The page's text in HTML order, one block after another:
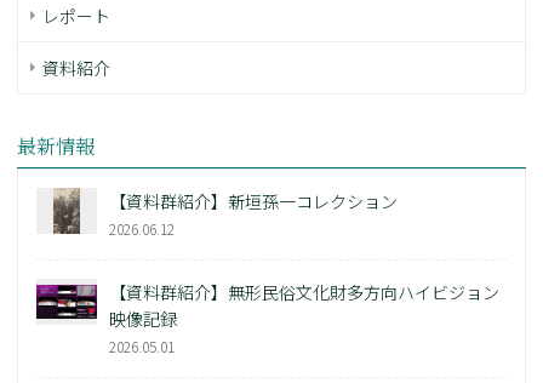
レポート
資料紹介
最新情報
【資料群紹介】新垣孫一コレクション
2026.06.12
【資料群紹介】無形民俗文化財多方向ハイビジョン
映像記録
2026.05.01